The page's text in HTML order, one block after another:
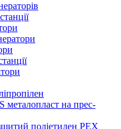
металопласт на прес-
поліетилен PEX